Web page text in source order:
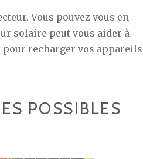
Vous pouvez vous en
solaire peut vous aider à
pour recharger vos appareils
POSSIBLES